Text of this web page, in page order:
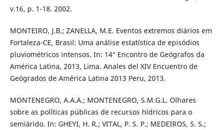
v.16, p. 1-18. 2002.
MONTEIRO, J.B.; ZANELLA, M.E. Eventos extremos diários em
Fortaleza-CE, Brasil: Uma análise estatística de episódios
pluviométricos intensos. In: 14° Encontro de Geógrafos da
América Latina, 2013, Lima. Anales del XIV Encuentro de
Geógrados de América Latina 2013 Peru, 2013.
MONTENEGRO, A.A.A.; MONTENEGRO, S.M.G.L. Olhares
sobre as políticas públicas de recursos hídricos para o
semiárido. In: GHEYI, H. R.; VITAL, P. S. P.; MEDEIROS, S. S.;